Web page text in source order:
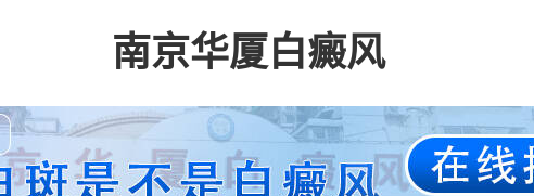
南京华厦白癜风